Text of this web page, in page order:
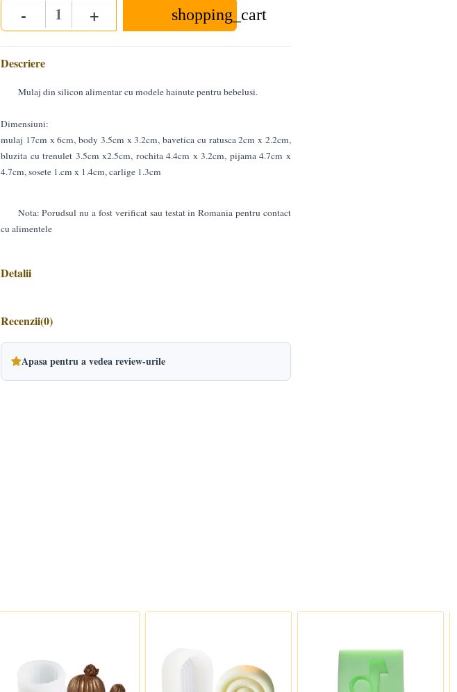
- Quantity
+ shopping_cart
Descriere
Mulaj din silicon alimentar cu modele hainute pentru bebelusi.
Dimensiuni:
mulaj 17cm x 6cm, body 3.5cm x 3.2cm, bavetica cu ratusca 2cm x 2.2cm,
bluzita cu trenulet 3.5cm x2.5cm, rochita 4.4cm x 3.2cm, pijama 4.7cm x
4.7cm, sosete 1.cm x 1.4cm, carlige 1.3cm
Nota: Porudsul nu a fost verificat sau testat in Romania pentru contact
cu alimentele
Detalii
Recenzii(0)
Apasa pentru a vedea review-urile